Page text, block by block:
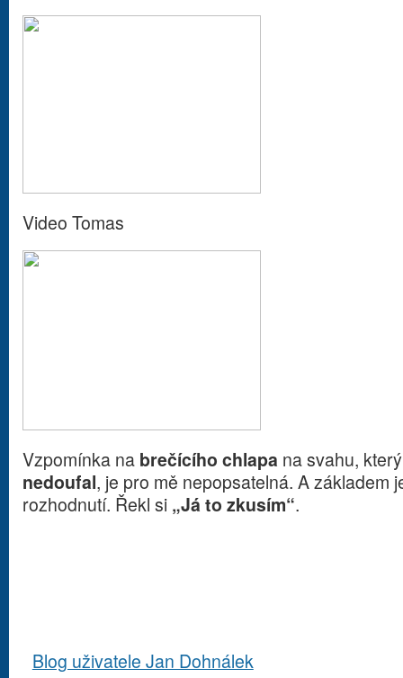
Video Tomas
Vzpomínka na brečícího chlapa na svahu,
nedoufal, je pro mě nepopsatelná. A základem
rozhodnutí. Řekl si „Já to zkusím“.
Blog uživatele Jan Dohnálek